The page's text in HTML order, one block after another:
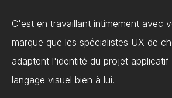
C'est en travaillant intimement avec
marque que les spécialistes UX de
adaptent l'identité du projet
langage visuel bien à lui.